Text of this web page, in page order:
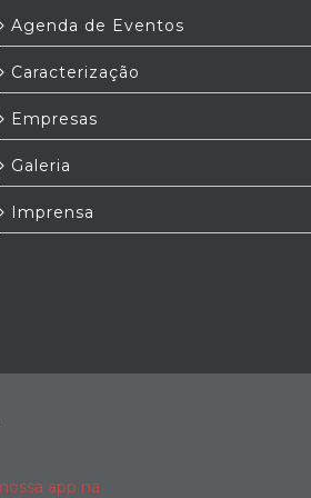
Agenda de Eventos
Caracterização
Empresas
Galeria
Imprensa